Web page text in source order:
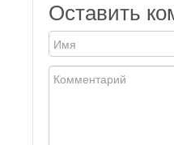
Оставить